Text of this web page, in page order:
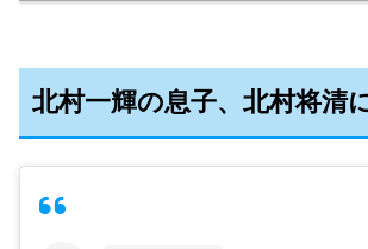
北村一輝の息子、北村将清